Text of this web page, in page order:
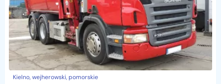
Kielno, wejherowski, pomorskie